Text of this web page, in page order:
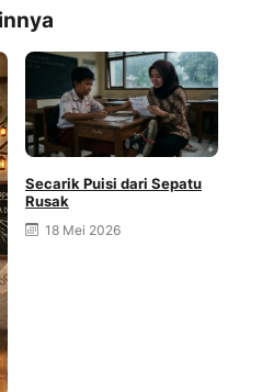
Secarik Puisi dari Sepatu
Rusak
18 Mei 2026